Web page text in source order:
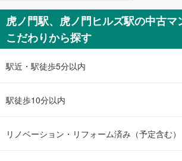
虎ノ門駅、虎ノ門ヒルズ駅の中古マ
こだわりから探す
駅近・駅徒歩5分以内
駅徒歩10分以内
リノベーション・リフォーム済み（予定含む）